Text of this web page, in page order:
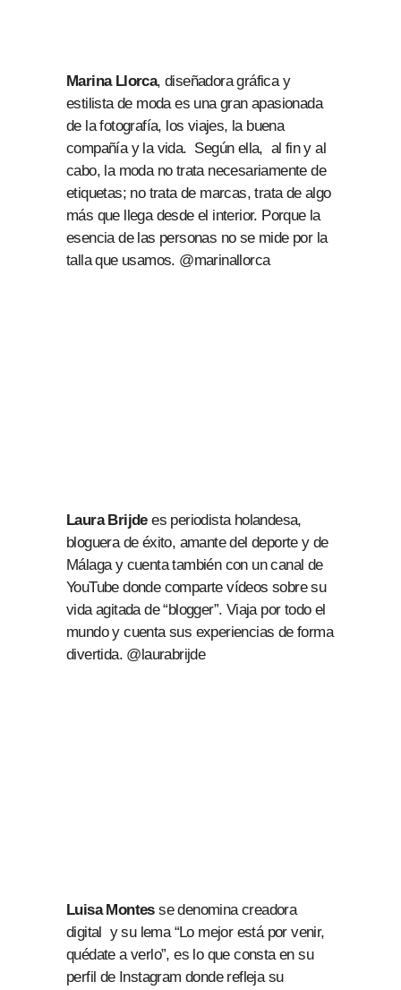
Marina Llorca, diseñadora gráfica y
estilista de moda es una gran apasionada
de la fotografía, los viajes, la buena
compañía y la vida. Según ella, al fin y al
cabo, la moda no trata necesariamente de
etiquetas; no trata de marcas, trata de algo
más que llega desde el interior. Porque la
esencia de las personas no se mide por la
talla que usamos. @marinallorca
Laura Brijdees periodista holandesa,
bloguera de éxito, amante del deporte y de
Málaga y cuenta también con un canal de
YouTube donde comparte vídeos sobre su
vida agitada de “blogger”. Viaja por todo el
mundo y cuenta sus experiencias de forma
divertida. @laurabrijde
Luisa Montesse denomina creadora
digital y su lema “Lo mejor está por venir,
quédate a verlo”, es lo que consta en su
perfil de Instagram donde refleja su